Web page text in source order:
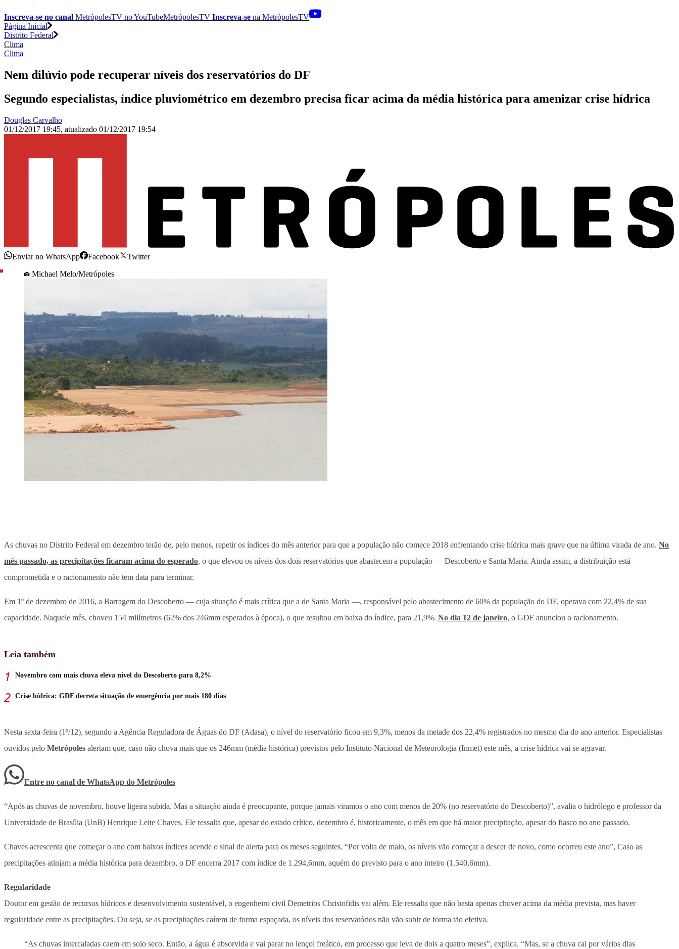
Inscreva-se no canal MetrópolesTV noYouTubeMetrópolesTV Inscreva-se na MetrópolesTV
Página Inicial
Distrito Federal
Clima
Clima
Nem dilúvio pode recuperar níveis dos reservatórios do DF
Segundo especialistas, índice pluviométrico em dezembro precisa ficar acima da média histórica para amenizar crise hídrica
Douglas Carvalho
01/12/2017 19:45, atualizado 01/12/2017 19:54
Enviar no WhatsApp Facebook
Twitter
Michael Melo/Metrópoles
As chuvas no Distrito Federal em dezembro terão de, pelo menos, repetir os índices do mês anterior para que a população não comece 2018 enfrentando crise hídrica mais grave que na última virada de ano. No
mês passado, as precipitações ficaram acima do esperado, o que elevou os níveis dos dois reservatórios que abastecem a população — Descoberto e Santa Maria. Ainda assim, a distribuição está
comprometida e o racionamento não tem data para terminar.
Em 1º de dezembro de 2016, a Barragem do Descoberto — cuja situação é mais crítica que a de Santa Maria —, responsável pelo abastecimento de 60% da população do DF, operava com 22,4% de sua
capacidade. Naquele mês, choveu 154 milímetros (62% dos 246mm esperados à época), o que resultou em baixa do índice, para 21,9%. No dia 12 de janeiro, o GDF anunciou o racionamento.
Leia também
Novembro com mais chuva eleva nível do Descoberto para 8,2%
Crise hídrica: GDF decreta situação de emergência por mais 180 dias
Nesta sexta-feira (1º/12), segundo a Agência Reguladora de Águas do DF (Adasa), o nível do reservatório ficou em 9,3%, menos da metade dos 22,4% registrados no mesmo dia do ano anterior. Especialistas
ouvidos pelo Metrópoles alertam que, caso não chova mais que os 246mm (média histórica) previstos pelo Instituto Nacional de Meteorologia (Inmet) este mês, a crise hídrica vai se agravar.
Entre no canal de WhatsApp do Metrópoles
“Após as chuvas de novembro, houve ligeira subida. Mas a situação ainda é preocupante, porque jamais viramos o ano com menos de 20% (no reservatório do Descoberto)”, avalia o hidrólogo e professor da
Universidade de Brasília (UnB) Henrique Leite Chaves. Ele ressalta que, apesar do estado crítico, dezembro é, historicamente, o mês em que há maior precipitação, apesar do fiasco no ano passado.
Chaves acrescenta que começar o ano com baixos índices acende o sinal de alerta para os meses seguintes. “Por volta de maio, os níveis vão começar a descer de novo, como ocorreu este ano”, Caso as
precipitações atinjam a média histórica para dezembro, o DF encerra 2017 com índice de 1.294,6mm, aquém do previsto para o ano inteiro (1.540,6mm).
Regularidade
Doutor em gestão de recursos hídricos e desenvolvimento sustentável, o engenheiro civil Demetrios Christofidis vai além. Ele ressalta que não basta apenas chover acima da média prevista, mas haver
regularidade entre as precipitações. Ou seja, se as precipitações caírem de forma espaçada, os níveis dos reservatórios não vão subir de forma tão efetiva.
“As chuvas intercaladas caem em solo seco. Então, a água é absorvida e vai parar no lençol freático, em processo que leva de dois a quatro meses”, explica. “Mas, se a chuva cai por vários dias